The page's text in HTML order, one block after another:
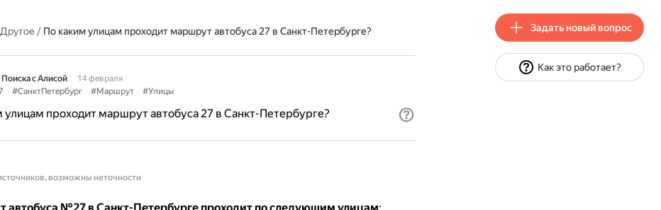
Другое / По каким улицам проходит маршрут автобуса 27 в Санкт-Петербурге?
с Алисой
14 февраля
#СанктПетербург #Маршрут #Улицы
улицам проходит маршрут автобуса 27 в Санкт-Петербурге?
возможны неточности
Задать новый вопрос
Как это работает?